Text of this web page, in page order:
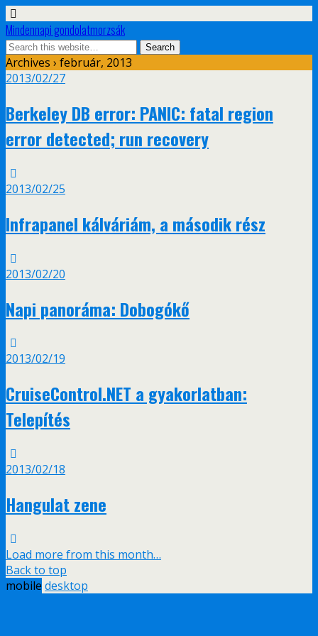
Mindennapi gondolatmorzsák
Archives › február, 2013
2013/02/27
Berkeley DB error: PANIC: fatal region
error detected; run recovery
2013/02/25
Infrapanel kálváriám, a második rész
2013/02/20
Napi panoráma: Dobogókő
2013/02/19
CruiseControl.NET a gyakorlatban:
Telepítés
2013/02/18
Hangulat zene
Load more from this month…
Back to top
mobile desktop